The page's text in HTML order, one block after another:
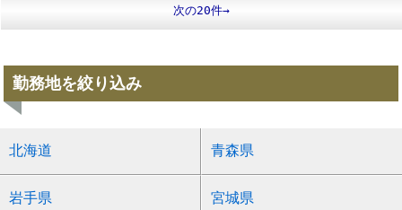
次の20件→
勤務地を絞り込み
北海道 青森県
岩手県 宮城県